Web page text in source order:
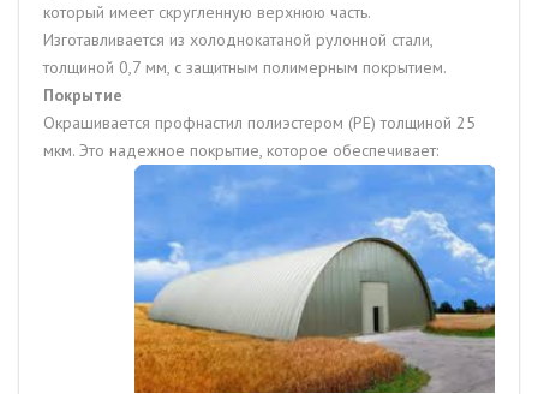
который имеет скругленную верхнюю часть.
Изготавливается из холоднокатаной рулонной стали,
толщиной 0,7 мм, с защитным полимерным покрытием.
Покрытие
Окрашивается профнастил полиэстером (PE) толщиной 25
мкм. Это надежное покрытие, которое обеспечивает: